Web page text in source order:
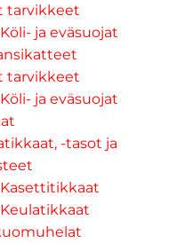
tarvikkeet
Köli- ja eväsuojat
tarvikkeet
Köli- ja eväsuojat
-tasot ja
Kasettitikkaat
Keulatikkaat